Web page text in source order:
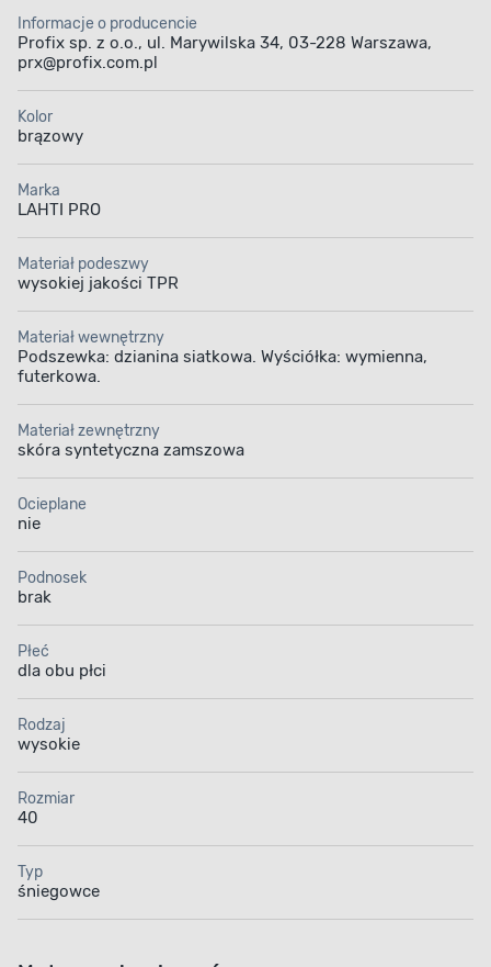
Informacje o producencie
Profix sp. z o.o., ul. Marywilska 34, 03-228 Warszawa,
prx@profix.com.pl
Kolor
brązowy
Marka
LAHTI PRO
Materiał podeszwy
wysokiej jakości TPR
Materiał wewnętrzny
Podszewka: dzianina siatkowa. Wyściółka: wymienna,
futerkowa.
Materiał zewnętrzny
skóra syntetyczna zamszowa
Ocieplane
nie
Podnosek
brak
Płeć
dla obu płci
Rodzaj
wysokie
Rozmiar
40
Typ
śniegowce